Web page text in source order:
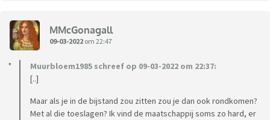
MMcGonagall
09-03-2022 om 22:47
Muurbloem1985 schreef op 09-03-2022 om 22:37:
[..]
Maar als je in de bijstand zou zitten zou je dan ook rondkomen?
Met al die toeslagen? Ik vind de maatschappij soms zo hard, er